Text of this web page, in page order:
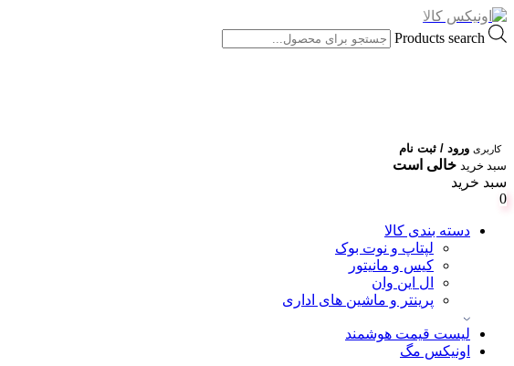
Products search
کاربری ورود / ثبت نام
سبد خرید خالی است
سبد خرید
0
دسته بندی کالا
لپتاپ و نوت بوک
کیس و مانیتور
ال این وان
پرینتر و ماشین های اداری
لیست قیمت هوشمند
اونیکس مگ